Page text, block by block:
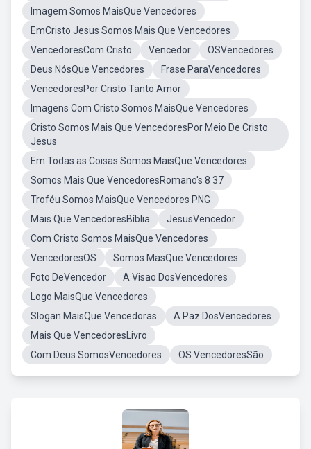
Imagem Somos MaisQue Vencedores
EmCristo Jesus Somos Mais Que Vencedores
VencedoresCom Cristo
Vencedor
OSVencedores
Deus NósQue Vencedores
Frase ParaVencedores
VencedoresPor Cristo Tanto Amor
Imagens Com Cristo Somos MaisQue Vencedores
Cristo Somos Mais Que VencedoresPor Meio De Cristo
Jesus
Em Todas as Coisas Somos MaisQue Vencedores
Somos Mais Que VencedoresRomano's 8 37
Troféu Somos MaisQue Vencedores PNG
Mais Que VencedoresBíblia
JesusVencedor
Com Cristo Somos MaisQue Vencedores
VencedoresOS
Somos MasQue Vencedores
Foto DeVencedor
A Visao DosVencedores
Logo MaisQue Vencedores
Slogan MaisQue Vencedoras
A Paz DosVencedores
Mais Que VencedoresLivro
Com Deus SomosVencedores
OS VencedoresSão